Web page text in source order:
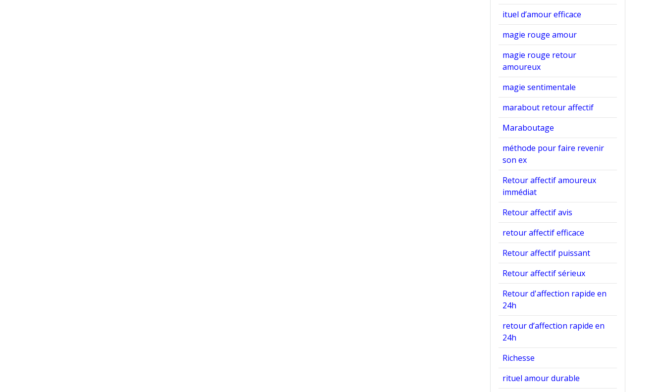
ituel d’amour efficace
magie rouge amour
magie rouge retour
amoureux
magie sentimentale
marabout retour affectif
Maraboutage
méthode pour faire revenir
son ex
Retour affectif amoureux
immédiat
Retour affectif avis
retour affectif efficace
Retour affectif puissant
Retour affectif sérieux
Retour d'affection rapide en
24h
retour d’affection rapide en
24h
Richesse
rituel amour durable